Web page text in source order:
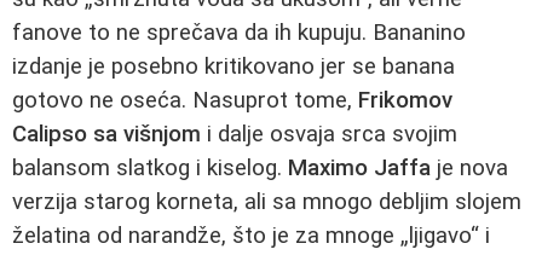
fanove to ne sprečava da ih kupuju. Bananino
izdanje je posebno kritikovano jer se banana
gotovo ne oseća. Nasuprot tome, Frikomov
Calipso sa višnjom i dalje osvaja srca svojim
balansom slatkog i kiselog. Maximo Jaffa je nova
verzija starog korneta, ali sa mnogo debljim slojem
želatina od narandže, što je za mnoge „ljigavo“ i